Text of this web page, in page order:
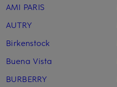
AMI PARIS
AUTRY
Birkenstock
Buena Vista
BURBERRY